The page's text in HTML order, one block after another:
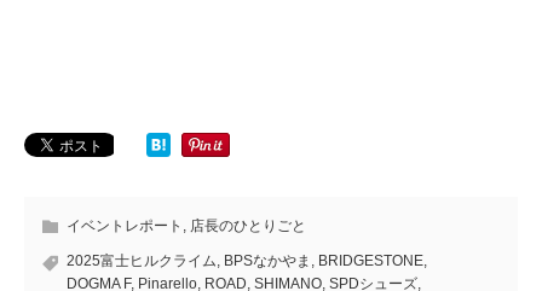
イベントレポート , 店長のひとりごと
2025富士ヒルクライム, BPSなかやま , BRIDGESTONE,
DOGMA F, Pinarello, ROAD, SHIMANO, SPDシューズ,